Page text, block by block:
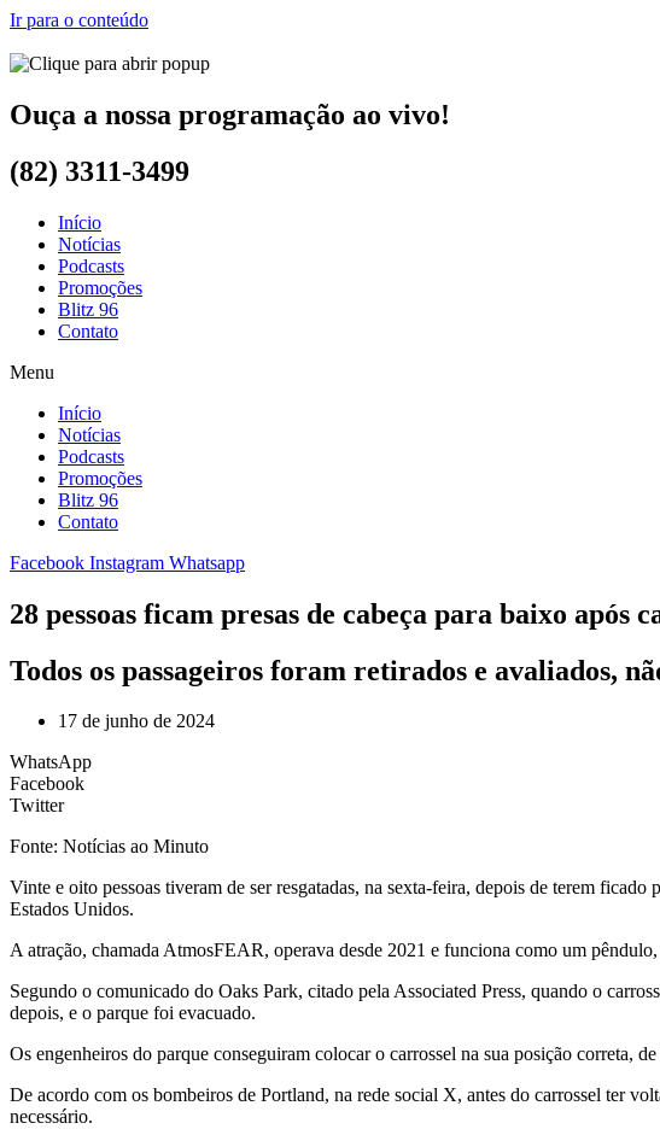
Ir para o conteúdo
Ouça a nossa programação ao vivo!
(82) 3311-3499
Início
Notícias
Podcasts
Promoções
Blitz 96
Contato
Menu
Início
Notícias
Podcasts
Promoções
Blitz 96
Contato
Facebook Instagram Whatsapp
28 pessoas ficam presas de cabeça para baixo após
Todos os passageiros foram retirados e avaliados,
17 de junho de 2024
WhatsApp
Facebook
Twitter
Fonte: Notícias ao Minuto
Vinte e oito pessoas tiveram de ser resgatadas, na sexta-feira, depois de terem
Estados Unidos.
A atração, chamada AtmosFEAR, operava desde 2021 e funciona como um
Segundo o comunicado do Oaks Park, citado pela Associated Press, quando o
depois, e o parque foi evacuado.
Os engenheiros do parque conseguiram colocar o carrossel na sua posição correta,
De acordo com os bombeiros de Portland, na rede social X, antes do carrossel ter
necessário.